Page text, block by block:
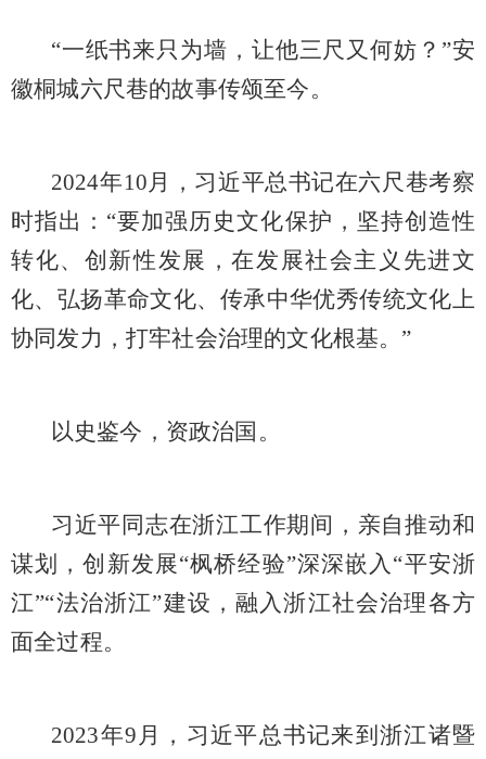
“一纸书来只为墙，让他三尺又何妨？”安
徽桐城六尺巷的故事传颂至今。
2024年10月，习近平总书记在六尺巷考察
时指出：“要加强历史文化保护，坚持创造性
转化、创新性发展，在发展社会主义先进文
化、弘扬革命文化、传承中华优秀传统文化上
协同发力，打牢社会治理的文化根基。”
以史鉴今，资政治国。
习近平同志在浙江工作期间，亲自推动和
谋划，创新发展“枫桥经验”深深嵌入“平安浙
江”“法治浙江”建设，融入浙江社会治理各方
面全过程。
2023年9月，习近平总书记来到浙江诸暨